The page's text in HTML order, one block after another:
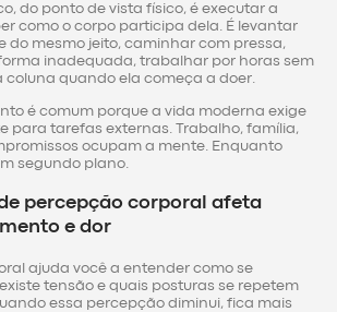
do ponto de vista físico, é executar a
como o corpo participa dela. É levantar
do mesmo jeito, caminhar com pressa,
inadequada, trabalhar por horas sem
coluna quando ela começa a doer.
é comum porque a vida moderna exige
para tarefas externas. Trabalho, família,
ocupam a mente. Enquanto
segundo plano.
percepção corporal afeta
e dor
ajuda você a entender como se
tensão e quais posturas se repetem
essa percepção diminui, fica mais